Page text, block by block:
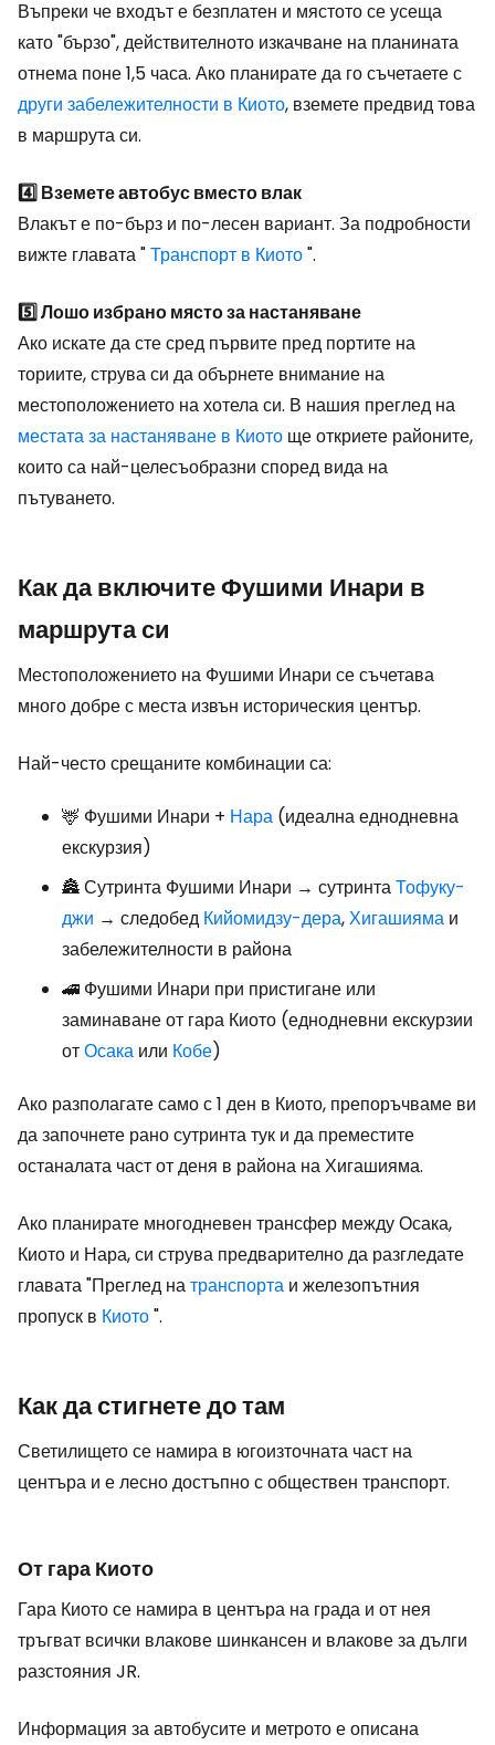
Въпреки че входът е безплатен и мястото се усеща
като "бързо", действителното изкачване на планината
отнема поне 1,5 часа. Ако планирате да го съчетаете с
други забележителности в Киото, вземете предвид това
в маршрута си.
4️⃣ Вземете автобус вместо влак
Влакът е по-бърз и по-лесен вариант. За подробности
вижте главата "Транспорт в Киото".
5️⃣ Лошо избрано място за настаняване
Ако искате да сте сред първите пред портите на
ториите, струва си да обърнете внимание на
местоположението на хотела си. В нашия преглед на
местата за настаняване в Киото ще откриете районите,
които са най-целесъобразни според вида на
пътуването.
Как да включите Фушими Инари в
маршрута си
Местоположението на Фушими Инари се съчетава
много добре с места извън историческия център.
Най-често срещаните комбинации са:
🦌 Фушими Инари + Нара (идеална еднодневна
екскурзия)
🏯 Сутринта Фушими Инари → сутринтаТофуку-
джи → следобед Кийомидзу-дера,Хигашияма и
забележителности в района
🚄 Фушими Инари при пристигане или
заминаване от гара Киото (еднодневни екскурзии
отОсака или Кобе)
Ако разполагате само с 1 ден в Киото, препоръчваме ви
да започнете рано сутринта тук и да преместите
останалата част от деня в района на Хигашияма.
Ако планирате многодневен трансфер между Осака,
Киото и Нара, си струва предварително да разгледате
главата "Преглед натранспорта и железопътния
пропуск в Киото".
Как да стигнете до там
Светилището се намира в югоизточната част на
центъра и е лесно достъпно с обществен транспорт.
От гара Киото
Гара Киото се намира в центъра на града и от нея
тръгват всички влакове шинкансен и влакове за дълги
разстояния JR.
Информация за автобусите и метрото е описана